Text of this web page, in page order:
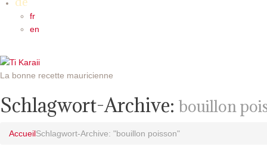
fr
en
La bonne recette mauricienne
Schlagwort-Archive: bouillon
AccueilSchlagwort-Archive: "bouillon poisson"